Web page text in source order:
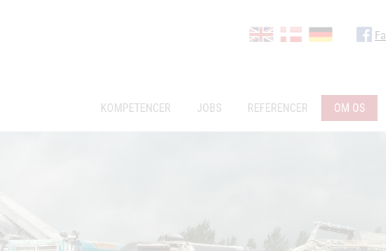
KOMPETENCER JOBS REFERENCER OM OS